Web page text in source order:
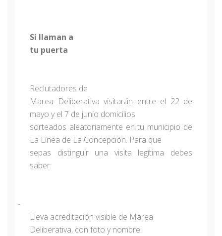
Si llaman a
tu puerta
Reclutadores de
Marea Deliberativa visitarán entre el 22 de
mayo y el 7 de junio domicilios
sorteados aleatoriamente en tu municipio de
La Línea de La Concepción. Para que
sepas distinguir una visita legítima debes
saber:
-
Lleva acreditación visible de Marea
Deliberativa, con foto y nombre.